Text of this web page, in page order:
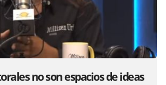
no son espacios de ideas